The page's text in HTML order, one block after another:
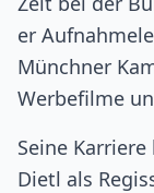
er
Münchner
Werbefilme
Seine
Dietl als